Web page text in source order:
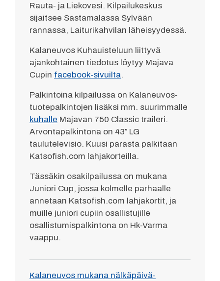
Rauta- ja Liekovesi. Kilpailukeskus
sijaitsee Sastamalassa Sylvään
rannassa, Laiturikahvilan läheisyydessä.
Kalaneuvos Kuhauisteluun liittyvä
ajankohtainen tiedotus löytyy Majava
Cupin facebook-sivuilta.
Palkintoina kilpailussa on Kalaneuvos-
tuotepalkintojen lisäksi mm. suurimmalle
kuhalle Majavan 750 Classic traileri.
Arvontapalkintona on 43″ LG
taulutelevisio. Kuusi parasta palkitaan
Katsofish.com lahjakorteilla.
Tässäkin osakilpailussa on mukana
Juniori Cup, jossa kolmelle parhaalle
annetaan Katsofish.com lahjakortit, ja
muille juniori cupiin osallistujille
osallistumispalkintona on Hk-Varma
vaappu.
Kalaneuvos mukana nälkäpäivä-